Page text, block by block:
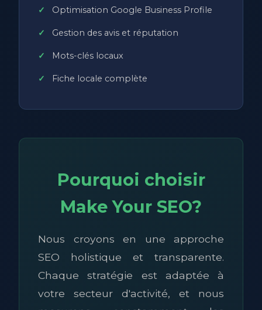
Optimisation Google Business Profile
Gestion des avis et réputation
Mots-clés locaux
Fiche locale complète
Pourquoi choisir
Make Your SEO?
Nous croyons en une approche
SEO holistique et transparente.
Chaque stratégie est adaptée à
votre secteur d'activité, et nous